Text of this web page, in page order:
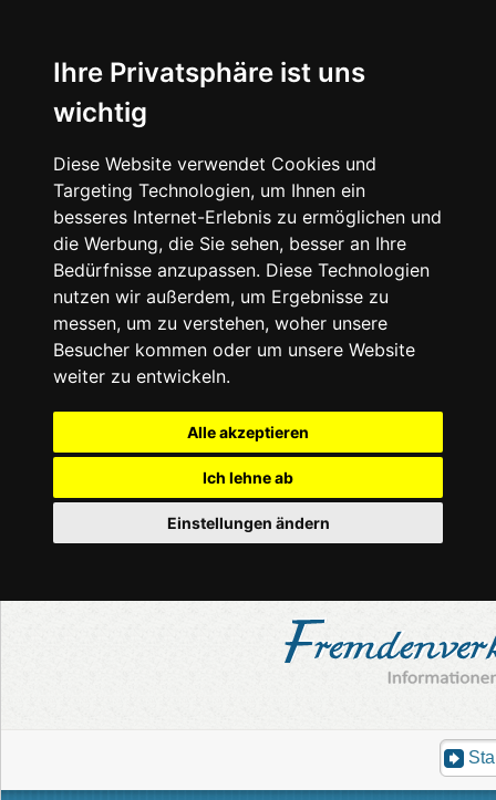
Ihre Privatsphäre ist uns
wichtig
Diese Website verwendet Cookies und
Targeting Technologien, um Ihnen ein
besseres Internet-Erlebnis zu ermöglichen und
die Werbung, die Sie sehen, besser an Ihre
Bedürfnisse anzupassen. Diese Technologien
nutzen wir außerdem, um Ergebnisse zu
messen, um zu verstehen, woher unsere
Besucher kommen oder um unsere Website
weiter zu entwickeln.
Alle akzeptieren
Ich lehne ab
Einstellungen ändern